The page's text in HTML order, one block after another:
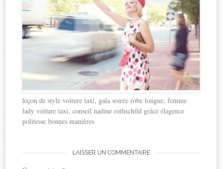
leçon de style voiture taxi, gala soirée robe longue, femme
lady voiture taxi, conseil nadine rothschild grâce élagence
politesse bonnes manières
LAISSER UN COMMENTAIRE